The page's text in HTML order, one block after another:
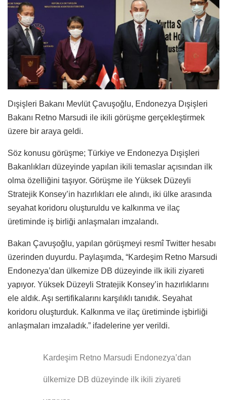
Dışişleri Bakanı Mevlüt Çavuşoğlu, Endonezya Dışişleri
Bakanı Retno Marsudi ile ikili görüşme gerçekleştirmek
üzere bir araya geldi.
Söz konusu görüşme; Türkiye ve Endonezya Dışişleri
Bakanlıkları düzeyinde yapılan ikili temaslar açısından ilk
olma özelliğini taşıyor. Görüşme ile Yüksek Düzeyli
Stratejik Konsey’in hazırlıkları ele alındı, iki ülke arasında
seyahat koridoru oluşturuldu ve kalkınma ve ilaç
üretiminde iş birliği anlaşmaları imzalandı.
Bakan Çavuşoğlu, yapılan görüşmeyi resmî Twitter hesabı
üzerinden duyurdu. Paylaşımda, “Kardeşim Retno Marsudi
Endonezya’dan ülkemize DB düzeyinde ilk ikili ziyareti
yapıyor. Yüksek Düzeyli Stratejik Konsey’in hazırlıklarını
ele aldık. Aşı sertifikalarını karşılıklı tanıdık. Seyahat
koridoru oluşturduk. Kalkınma ve ilaç üretiminde işbirliği
anlaşmaları imzaladık.” ifadelerine yer verildi.
Kardeşim Retno Marsudi Endonezya’dan
ülkemize DB düzeyinde ilk ikili ziyareti